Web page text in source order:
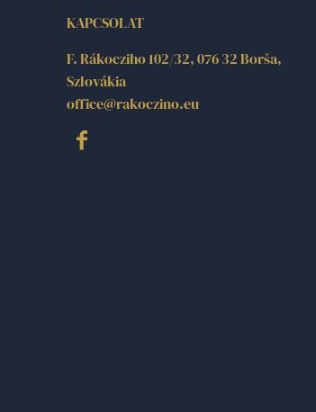
KAPCSOLAT
F. Rákocziho 102/32, 076 32 Borša,
Szlovákia
office@rakoczino.eu